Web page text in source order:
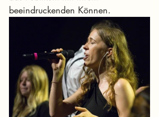
beeindruckenden Können.